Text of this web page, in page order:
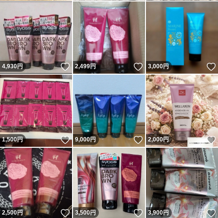
4,930円 いいね！
2,499円 いいね！
3,000円
1,500円 いいね！
9,000円 いいね！
2,000円
2,500円 いいね！
3,500円 いいね！
3,900円